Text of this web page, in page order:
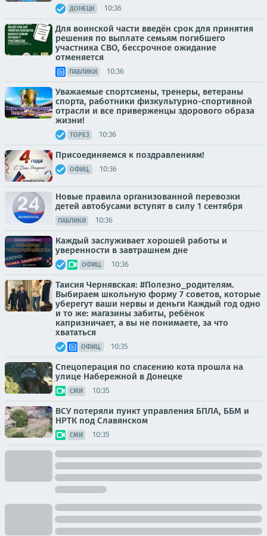
ДОНЕЦК 10:36
Для воинской части введён срок для принятия
решения по выплате семьям погибшего
участника СВО, бессрочное ожидание
отменяется
ПАБЛИКИ 10:36
Уважаемые спортсмены, тренеры, ветераны
спорта, работники физкультурно-спортивной
отрасли и все приверженцы здорового образа
жизни!
ТОРЕЗ 10:36
Присоединяемся к поздравлениям!
ОФИЦ. 10:36
Новые правила организованной перевозки
детей автобусами вступят в силу 1 сентября
ПАБЛИКИ 10:36
Каждый заслуживает хорошей работы и
уверенности в завтрашнем дне
ОФИЦ. 10:36
Таисия Чернявская: #Полезно_родителям.
Выбираем школьную форму 7 советов, которые
уберегут ваши нервы и деньги Каждый год одно
и то же: магазины забиты, ребёнок
капризничает, а вы не понимаете, за что
хвататься
ОФИЦ. 10:35
Спецоперация по спасению кота прошла на
улице Набережной в Донецке
СМИ 10:35
ВСУ потеряли пункт управления БПЛА, ББМ и
НРТК под Славянском
СМИ 10:35